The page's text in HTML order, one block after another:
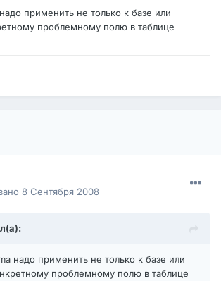
применить не только к базе или
проблемному полю в таблице
8 Сентября 2008
надо применить не только к базе или
проблемному полю в таблице